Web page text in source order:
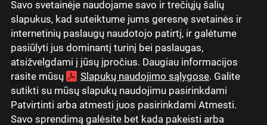
Savo svetainėje naudojame savo ir trečiųjų šalių
slapukus, kad suteiktume jums geresnę svetainės ir
internetinių paslaugų naudotojo patirtį, ir galėtume
pasiūlyti jus dominantį turinį bei paslaugas,
atsižvelgdami į jūsų įpročius. Daugiau informacijos
rasite mūsų
Slapukų naudojimo sąlygose. Galite
sutikti su mūsų slapukų naudojimu pasirinkdami
Patvirtinti arba atmesti juos pasirinkdami Atmesti.
Savo sprendimą galėsite bet kada pakeisti arba
Latviski
Русский
English
Eesti
Lietuviškai